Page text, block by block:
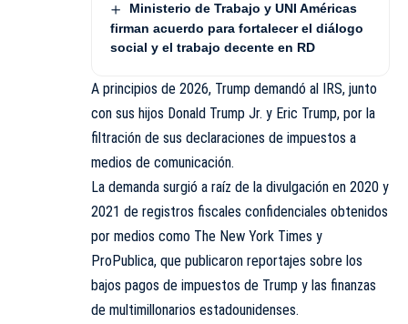
Ministerio de Trabajo y UNI Américas
firman acuerdo para fortalecer el diálogo
social y el trabajo decente en RD
A principios de 2026, Trump demandó al IRS, junto
con sus hijos Donald Trump Jr. y Eric Trump, por la
filtración de sus declaraciones de impuestos a
medios de comunicación.
La demanda surgió a raíz de la divulgación en 2020 y
2021 de registros fiscales confidenciales obtenidos
por medios como The New York Times y
ProPublica, que publicaron reportajes sobre los
bajos pagos de impuestos de Trump y las finanzas
de multimillonarios estadounidenses.